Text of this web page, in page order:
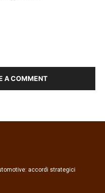
A COMMENT
accordi strategici